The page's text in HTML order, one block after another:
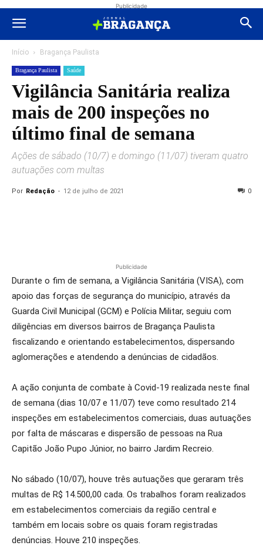
Publicidade
Início Bragança Paulista
Bragança Paulista Saúde
Vigilância Sanitária realiza
mais de 200 inspeções no
último final de semana
Ações de sábado (10/7) e domingo (11/07) tiveram quatro
autuações com multas
Por Redação - 12 de julho de 2021 0
Publicidade
Durante o fim de semana, a Vigilância Sanitária (VISA), com
apoio das forças de segurança do município, através da
Guarda Civil Municipal (GCM) e Polícia Militar, seguiu com
diligências em diversos bairros de Bragança Paulista
fiscalizando e orientando estabelecimentos, dispersando
aglomerações e atendendo a denúncias de cidadãos.
A ação conjunta de combate à Covid-19 realizada neste final
de semana (dias 10/07 e 11/07) teve como resultado 214
inspeções em estabelecimentos comerciais, duas autuações
por falta de máscaras e dispersão de pessoas na Rua
Capitão João Pupo Júnior, no bairro Jardim Recreio.
No sábado (10/07), houve três autuações que geraram três
multas de R$ 14.500,00 cada. Os trabalhos foram realizados
em estabelecimentos comerciais da região central e
também em locais sobre os quais foram registradas
denúncias. Houve 210 inspeções.